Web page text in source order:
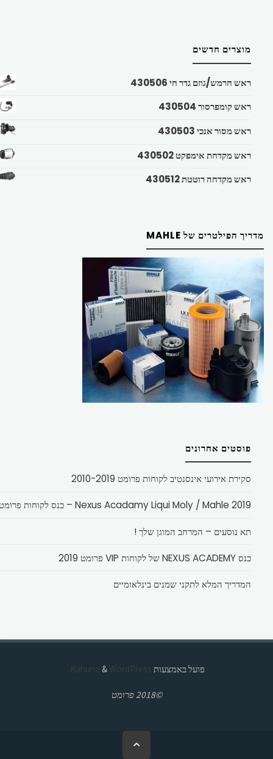
מוצרים חדשים
ראש חרמש/גוזם גדר חי 430506
ראש קומפרסור 430504
ראש מסור אנכי 430503
ראש מקדחת אימפקט 430502
ראש מקדחה רוטטת 430512
מדריך הפילטרים של MAHLE
פוסטים אחרונים
סקירת אירועי אינסנטיב לקוחות פרומט 2010-2019
Nexus Acadamy Liqui Moly / Mahle 2019 – כנס לקוחות פרומט
תא נוסעים – המרחב המוגן שלך !
כנס NEXUS ACADEMY של לקוחות VIP פרומט 2019
המדריך המלא לתקני שמנים בינלאומיים
פועל באמצעות & WordPress.
©2018 פרומט
בחזרה